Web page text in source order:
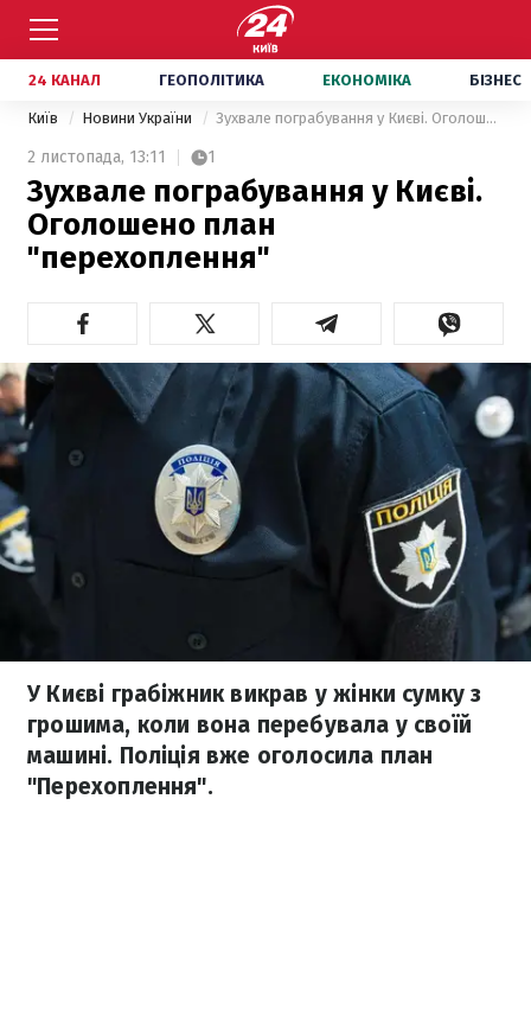
24 КАНАЛ ГЕОПОЛІТИКА ЕКОНОМІКА БІЗНЕС
Київ Новини України Зухвале пограбування у Києві. Оголошено план "перехоплення"
2 листопада, 13:11 1
Зухвале пограбування у Києві.
Оголошено план
"перехоплення"
У Києві грабіжник викрав у жінки сумку з
грошима, коли вона перебувала у своїй
машині. Поліція вже оголосила план
"Перехоплення".